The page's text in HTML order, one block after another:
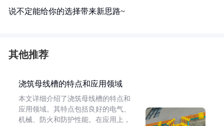
说不定能给你的选择带来新思路~
其他推荐
浇筑母线槽的特点和应用领域
本文详细介绍了浇筑母线槽的特点和
应用领域。其特点包括良好的电气、
机械、防火和防护性能。在应用上，